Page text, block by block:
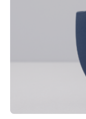
Promovierende im
kognitiven
die mittels
Informationen